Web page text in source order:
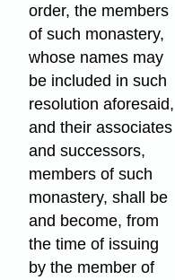
order, the members
of such monastery,
whose names may
be included in such
resolution aforesaid,
and their associates
and successors,
members of such
monastery, shall be
and become, from
the time of issuing
by the member of